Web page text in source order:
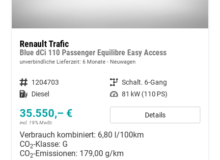
Renault Trafic
Blue dCi 110 Passenger Equilibre Easy Access
unverbindliche Lieferzeit: 6 Monate Neuwagen
Fahrzeugnummer 1204703 Getriebe Schalt. 6-Gang
Kraftstoff Diesel Leistung 81 kW (110 PS)
35.550,– €
incl. 19% MwSt.
Details
Verbrauch kombiniert: 6,80 l/100km
CO2-Klasse: G
CO2-Emissionen: 179,00 g/km